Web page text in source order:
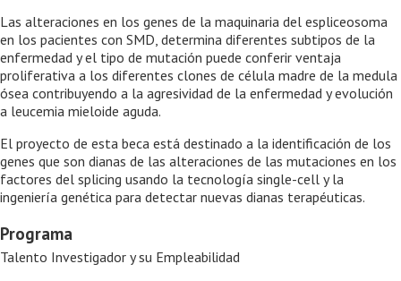
Las alteraciones en los genes de la maquinaria del espliceosoma
en los pacientes con SMD, determina diferentes subtipos de la
enfermedad y el tipo de mutación puede conferir ventaja
proliferativa a los diferentes clones de célula madre de la medula
ósea contribuyendo a la agresividad de la enfermedad y evolución
a leucemia mieloide aguda.
El proyecto de esta beca está destinado a la identificación de los
genes que son dianas de las alteraciones de las mutaciones en los
factores del splicing usando la tecnología single-cell y la
ingeniería genética para detectar nuevas dianas terapéuticas.
Programa
Talento Investigador y su Empleabilidad